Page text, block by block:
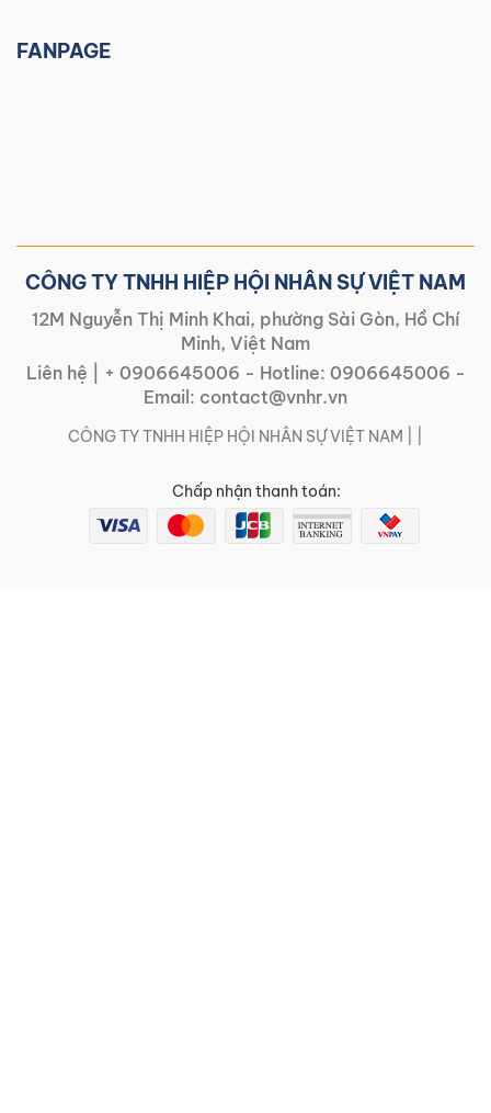
FANPAGE
CÔNG TY TNHH HIỆP HỘI NHÂN SỰ VIỆT NAM
12M Nguyễn Thị Minh Khai, phường Sài Gòn, Hồ Chí
Minh, Việt Nam
Liên hệ |
+ 0906645006 - Hotline: 0906645006 -
Email: contact@vnhr.vn
CÔNG TY TNHH HIỆP HỘI NHÂN SỰ VIỆT NAM | |
Chấp nhận thanh toán: